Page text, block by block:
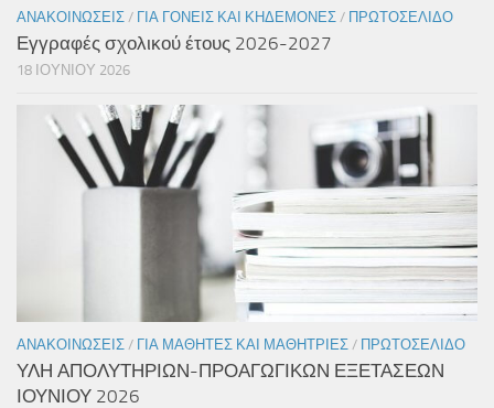
ΑΝΑΚΟΙΝΏΣΕΙΣ / ΓΙΑ ΓΟΝΕΊΣ ΚΑΙ ΚΗΔΕΜΌΝΕΣ / ΠΡΩΤΟΣΈΛΙΔΟ
Εγγραφές σχολικού έτους 2026-2027
18 ΙΟΥΝΊΟΥ 2026
ΑΝΑΚΟΙΝΏΣΕΙΣ / ΓΙΑ ΜΑΘΗΤΈΣ ΚΑΙ ΜΑΘΉΤΡΙΕΣ / ΠΡΩΤΟΣΈΛΙΔΟ
ΥΛΗ ΑΠΟΛΥΤΗΡΙΩΝ-ΠΡΟΑΓΩΓΙΚΩΝ ΕΞΕΤΑΣΕΩΝ
ΙΟΥΝΙΟΥ 2026